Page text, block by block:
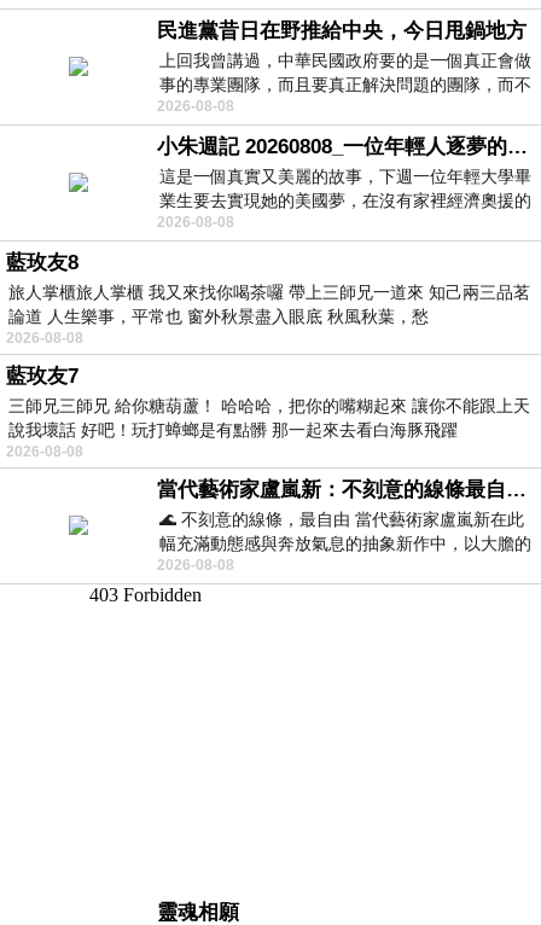
民進黨昔日在野推給中央，今日甩鍋地方
上回我曾講過，中華民國政府要的是一個真正會做
事的專業團隊，而且要真正解決問題的團隊，而不
是只會到處甩鍋的雙標團隊，最近民進黨
2026-08-08
小朱週記 20260808_一位年輕人逐夢的真實故事
這是一個真實又美麗的故事，下週一位年輕大學畢
業生要去實現她的美國夢，在沒有家裡經濟奧援的
情況下，靠著自我努力工作累積出國基
2026-08-08
藍玫友8
旅人掌櫃旅人掌櫃 我又來找你喝茶囉 帶上三師兄一道來 知己兩三品茗
論道 人生樂事，平常也 窗外秋景盡入眼底 秋風秋葉，愁
2026-08-08
藍玫友7
三師兄三師兄 給你糖葫蘆！ 哈哈哈，把你的嘴糊起來 讓你不能跟上天
說我壞話 好吧！玩打蟑螂是有點髒 那一起來去看白海豚飛躍
2026-08-08
當代藝術家盧嵐新：不刻意的線條最自由，讓色彩流動、筆觸自己說話
🌊 不刻意的線條，最自由 當代藝術家盧嵐新在此
幅充滿動態感與奔放氣息的抽象新作中，以大膽的
藍色顏料在白色畫布上揮灑、壓印與流淌
2026-08-08
靈魂相願